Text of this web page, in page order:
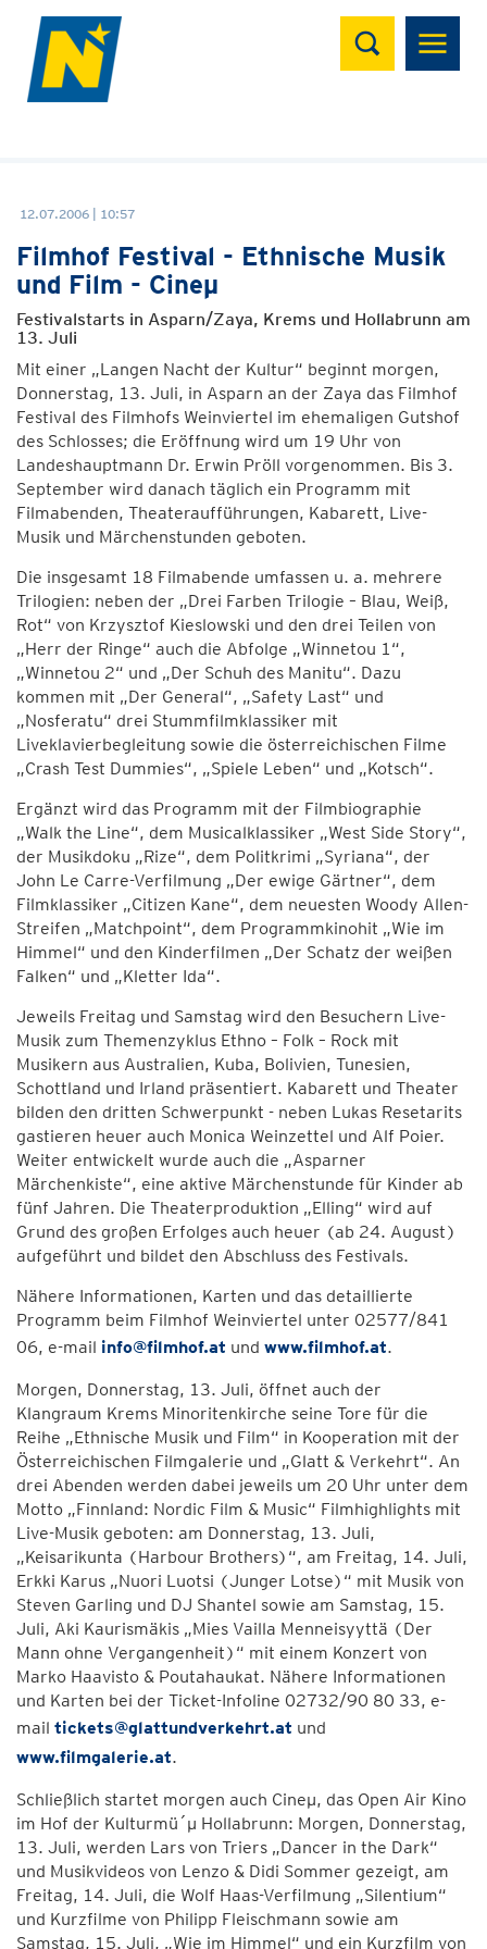
Suchen
12.07.2006 | 10:57
Filmhof Festival - Ethnische Musik
und Film - Cineµ
Festivalstarts in Asparn/Zaya, Krems und Hollabrunn am
13. Juli
Mit einer „Langen Nacht der Kultur“ beginnt morgen,
Donnerstag, 13. Juli, in Asparn an der Zaya das Filmhof
Festival des Filmhofs Weinviertel im ehemaligen Gutshof
des Schlosses; die Eröffnung wird um 19 Uhr von
Landeshauptmann Dr. Erwin Pröll vorgenommen. Bis 3.
September wird danach täglich ein Programm mit
Filmabenden, Theateraufführungen, Kabarett, Live-
Musik und Märchenstunden geboten.
Die insgesamt 18 Filmabende umfassen u. a. mehrere
Trilogien: neben der „Drei Farben Trilogie – Blau, Weiß,
Rot“ von Krzysztof Kieslowski und den drei Teilen von
„Herr der Ringe“ auch die Abfolge „Winnetou 1“,
„Winnetou 2“ und „Der Schuh des Manitu“. Dazu
kommen mit „Der General“, „Safety Last“ und
„Nosferatu“ drei Stummfilmklassiker mit
Liveklavierbegleitung sowie die österreichischen Filme
„Crash Test Dummies“, „Spiele Leben“ und „Kotsch“.
Ergänzt wird das Programm mit der Filmbiographie
„Walk the Line“, dem Musicalklassiker „West Side Story“,
der Musikdoku „Rize“, dem Politkrimi „Syriana“, der
John Le Carre-Verfilmung „Der ewige Gärtner“, dem
Filmklassiker „Citizen Kane“, dem neuesten Woody Allen-
Streifen „Matchpoint“, dem Programmkinohit „Wie im
Himmel“ und den Kinderfilmen „Der Schatz der weißen
Falken“ und „Kletter Ida“.
Jeweils Freitag und Samstag wird den Besuchern Live-
Musik zum Themenzyklus Ethno – Folk – Rock mit
Musikern aus Australien, Kuba, Bolivien, Tunesien,
Schottland und Irland präsentiert. Kabarett und Theater
bilden den dritten Schwerpunkt - neben Lukas Resetarits
gastieren heuer auch Monica Weinzettel und Alf Poier.
Weiter entwickelt wurde auch die „Asparner
Märchenkiste“, eine aktive Märchenstunde für Kinder ab
fünf Jahren. Die Theaterproduktion „Elling“ wird auf
Grund des großen Erfolges auch heuer (ab 24. August)
aufgeführt und bildet den Abschluss des Festivals.
Nähere Informationen, Karten und das detaillierte
Programm beim Filmhof Weinviertel unter 02577/841
06, e-mail info@filmhof.at und www.filmhof.at.
Morgen, Donnerstag, 13. Juli, öffnet auch der
Klangraum Krems Minoritenkirche seine Tore für die
Reihe „Ethnische Musik und Film“ in Kooperation mit der
Österreichischen Filmgalerie und „Glatt & Verkehrt“. An
drei Abenden werden dabei jeweils um 20 Uhr unter dem
Motto „Finnland: Nordic Film & Music“ Filmhighlights mit
Live-Musik geboten: am Donnerstag, 13. Juli,
„Keisarikunta (Harbour Brothers)“, am Freitag, 14. Juli,
Erkki Karus „Nuori Luotsi (Junger Lotse)“ mit Musik von
Steven Garling und DJ Shantel sowie am Samstag, 15.
Juli, Aki Kaurismäkis „Mies Vailla Menneisyyttä (Der
Mann ohne Vergangenheit)“ mit einem Konzert von
Marko Haavisto & Poutahaukat. Nähere Informationen
und Karten bei der Ticket-Infoline 02732/90 80 33, e-
mail tickets@glattundverkehrt.at und
www.filmgalerie.at.
Schließlich startet morgen auch Cineµ, das Open Air Kino
im Hof der Kulturmü´µ Hollabrunn: Morgen, Donnerstag,
13. Juli, werden Lars von Triers „Dancer in the Dark“
und Musikvideos von Lenzo & Didi Sommer gezeigt, am
Freitag, 14. Juli, die Wolf Haas-Verfilmung „Silentium“
und Kurzfilme von Philipp Fleischmann sowie am
Samstag, 15. Juli, „Wie im Himmel“ und ein Kurzfilm von